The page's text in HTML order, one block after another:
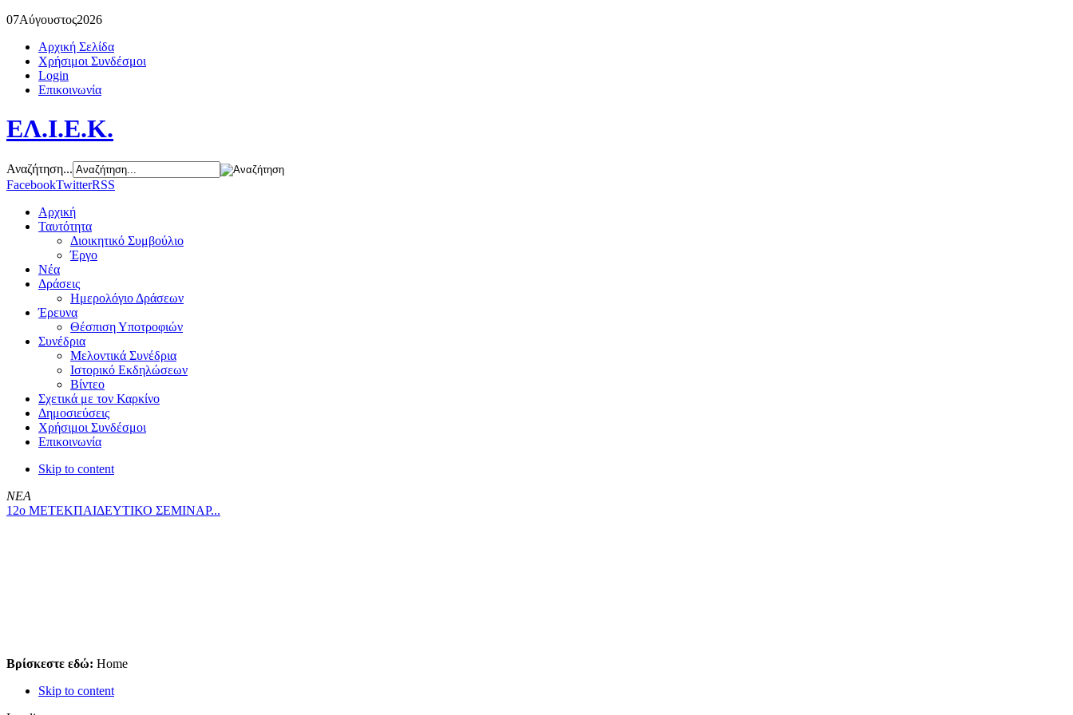
07Αύγουστος2026
Αρχική Σελίδα
Χρήσιμοι Συνδέσμοι
Login
Επικοινωνία
ΕΛ.Ι.Ε.Κ.
Αναζήτηση...
FacebookTwitterRSS
Αρχική
Ταυτότητα
Διοικητικό Συμβούλιο
Έργο
Νέα
Δράσεις
Ημερολόγιο Δράσεων
Έρευνα
Θέσπιση Υποτροφιών
Συνέδρια
Μελοντικά Συνέδρια
Ιστορικό Εκδηλώσεων
Βίντεο
Σχετικά με τον Καρκίνο
Δημοσιεύσεις
Χρήσιμοι Συνδέσμοι
Επικοινωνία
Skip to content
ΝΕΑ
12ο ΜΕΤΕΚΠΑΙΔΕΥΤΙΚΟ ΣΕΜΙΝΑΡ...
Βρίσκεστε εδώ: Home
Skip to content